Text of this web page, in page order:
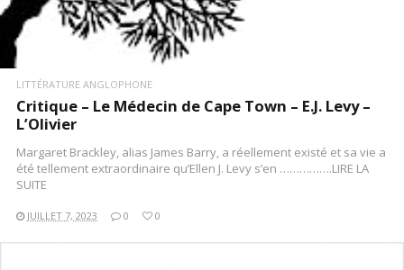
LITTÉRATURE ANGLOPHONE
Critique – Le Médecin de Cape Town – E.J. Levy –
L’Olivier
Margaret Brackley, alias James Barry, a réellement existé et sa vie a
été tellement extraordinaire qu’Ellen J. Levy s’en …………….LIRE LA
SUITE
JUILLET 7, 2023 0 0